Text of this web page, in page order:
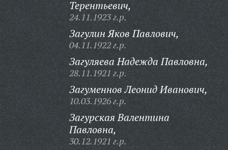
Терентьевич,
24.11.1923 г.р.
Загулин Яков Павлович,
04.11.1922 г.р.
Загуляева Надежда Павловна,
28.11.1921 г.р.
Загуменнов Леонид Иванович,
10.03.1926 г.р.
Загурская Валентина
Павловна,
30.12.1921 г.р.